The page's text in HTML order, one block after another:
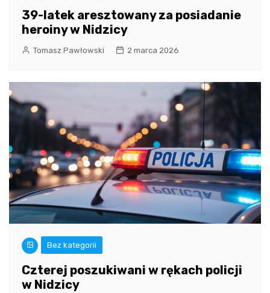
39-latek aresztowany za posiadanie
heroiny w Nidzicy
Tomasz Pawłowski 2 marca 2026
Bez kategorii
Czterej poszukiwani w rękach policji
w Nidzicy